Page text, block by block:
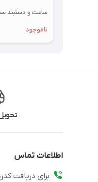
ساعت و دستبند
ناموجود
اطلاعات تماس
برای دریافت